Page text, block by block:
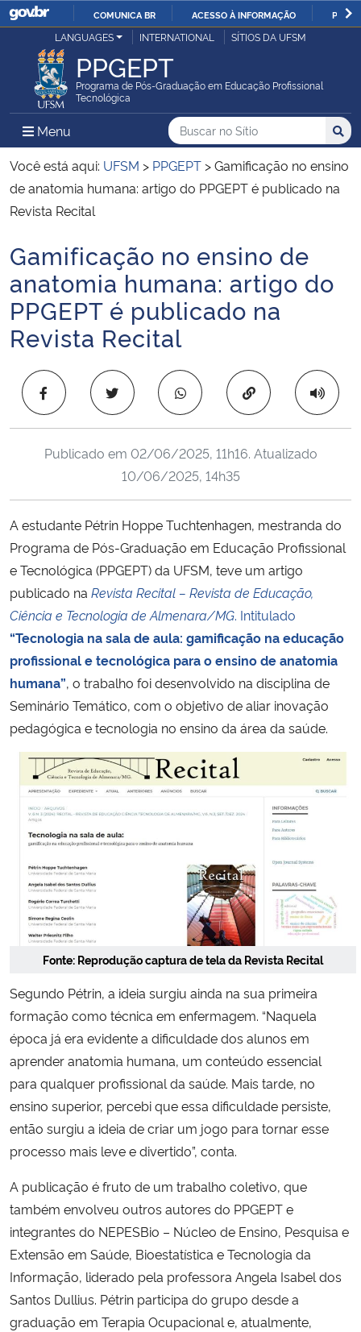
IR
O
COMUNICA BR ACESSO À INFORMAÇÃO
Ministério da Justiça e Segurança Pública
Ministério da Defesa
Ministério das Relações Exteriores
Ministério da Economia
Ministério da Infraestrutura
Ministério da Agricultura, Pecuária e Abastecimento
Ministério da Educação
Ministério da Cidadania
Ministério da Saúde
Ministério de Minas e Energia
Ministério da Ciência, Tecnologia, Inovações e Comunicações
Ministério do Meio Ambiente
Ministério do Turismo
Ministério do Desenvolvimento Regional
Controladoria-Geral da União
Ministério da Mulher, da Família e dos Direitos Humanos
Secretaria-Geral
Gabinete de Segurança Institucional
Advocacia-Geral da União
Banco Central do Brasil
LANGUAGES INTERNATIONAL SÍTIOS DA UFSM
PPGEPT
Programa de Pós-Graduação em Educação Profissional
Tecnológica
Menu Menu Principal do Sítio
Busca
Buscar no no Sítio
Busca:
Você está aqui: UFSM > PPGEPT >Gamificação no ensino
de anatomia humana: artigo do PPGEPT é publicado na
Revista Recital
Início do conteúdo
Gamificação no ensino de
anatomia humana: artigo do
PPGEPT é publicado na
Revista Recital
Copiar para área
Publicado em 02/06/2025, 11h16. Atualizado
10/06/2025, 14h35
A estudante Pétrin Hoppe Tuchtenhagen, mestranda do
Programa de Pós-Graduação em Educação Profissional
e Tecnológica (PPGEPT) da UFSM, teve um artigo
publicado na Revista Recital – Revista de Educação,
Ciência e Tecnologia de Almenara/MG. Intitulado
“Tecnologia na sala de aula: gamificação na educação
profissional e tecnológica para o ensino de anatomia
humana”, o trabalho foi desenvolvido na disciplina de
Seminário Temático, com o objetivo de aliar inovação
pedagógica e tecnologia no ensino da área da saúde.
Fonte: Reprodução captura de tela da Revista Recital
Segundo Pétrin, a ideia surgiu ainda na sua primeira
formação como técnica em enfermagem. “Naquela
época já era evidente a dificuldade dos alunos em
aprender anatomia humana, um conteúdo essencial
para qualquer profissional da saúde. Mais tarde, no
ensino superior, percebi que essa dificuldade persiste,
então surgiu a ideia de criar um jogo para tornar esse
processo mais leve e divertido”, conta.
A publicação é fruto de um trabalho coletivo, que
também envolveu outros autores do PPGEPT e
integrantes do NEPESBio – Núcleo de Ensino, Pesquisa e
Extensão em Saúde, Bioestatística e Tecnologia da
Informação, liderado pela professora Angela Isabel dos
Santos Dullius. Pétrin participa do grupo desde a
graduação em Terapia Ocupacional e, atualmente,